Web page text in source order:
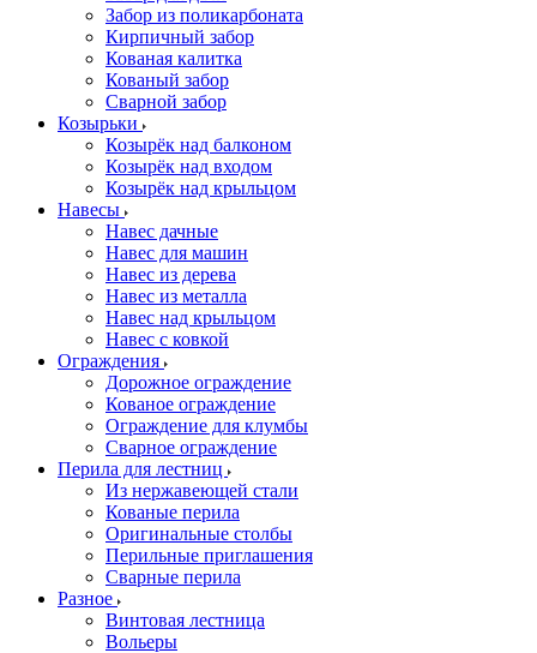
Забор из поликарбоната
Кирпичный забор
Кованая калитка
Кованый забор
Сварной забор
Козырьки
Козырёк над балконом
Козырёк над входом
Козырёк над крыльцом
Навесы
Навес дачные
Навес для машин
Навес из дерева
Навес из металла
Навес над крыльцом
Навес с ковкой
Ограждения
Дорожное ограждение
Кованое ограждение
Ограждение для клумбы
Сварное ограждение
Перила для лестниц
Из нержавеющей стали
Кованые перила
Оригинальные столбы
Перильные приглашения
Сварные перила
Разное
Винтовая лестница
Вольеры